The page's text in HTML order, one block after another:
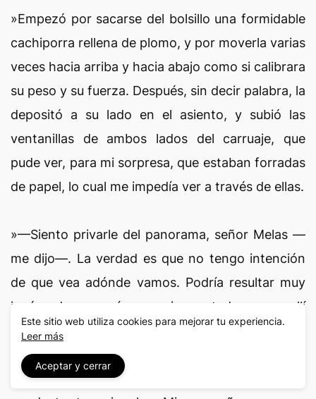
»Empezó por sacarse del bolsillo una formidable
cachiporra rellena de plomo, y por moverla varias
veces hacia arriba y hacia abajo como si calibrara
su peso y su fuerza. Después, sin decir palabra, la
depositó a su lado en el asiento, y subió las
ventanillas de ambos lados del carruaje, que
pude ver, para mi sorpresa, que estaban forradas
de papel, lo cual me impedía ver a través de ellas.
»—Siento privarle del panorama, señor Melas —
me dijo—. La verdad es que no tengo intención
de que vea adónde vamos. Podría resultar muy
incómodo para mí que supiese usted regresar allí
de nuevo.
»Como pueden suponer, quedé atónito ante una
Este sitio web utiliza cookies para mejorar tu experiencia.
Leer más
Aceptar y cerrar